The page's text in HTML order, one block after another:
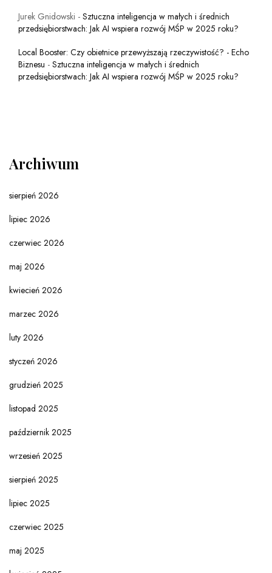
Jurek Gnidowski - Sztuczna inteligencja w małych i średnich
przedsiębiorstwach: Jak AI wspiera rozwój MŚP w 2025 roku?
Local Booster: Czy obietnice przewyższają rzeczywistość? - Echo
Biznesu - Sztuczna inteligencja w małych i średnich
przedsiębiorstwach: Jak AI wspiera rozwój MŚP w 2025 roku?
Archiwum
sierpień 2026
lipiec 2026
czerwiec 2026
maj 2026
kwiecień 2026
marzec 2026
luty 2026
styczeń 2026
grudzień 2025
listopad 2025
październik 2025
wrzesień 2025
sierpień 2025
lipiec 2025
czerwiec 2025
maj 2025